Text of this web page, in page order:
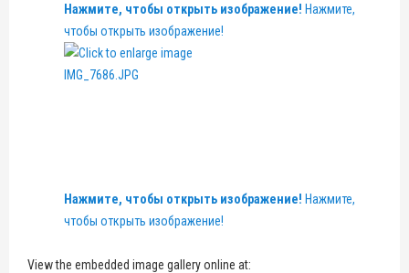
Нажмите, чтобы открыть изображение! Нажмите,
чтобы открыть изображение!
Нажмите, чтобы открыть изображение! Нажмите,
чтобы открыть изображение!
View the embedded image gallery online at: